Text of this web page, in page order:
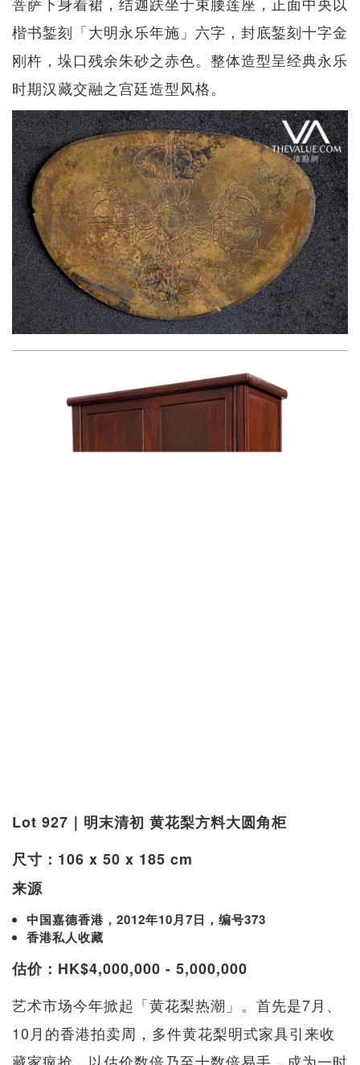
楷书錾刻「大明永乐年施」六字，封底錾刻十字金
刚杵，垛口残余朱砂之赤色。整体造型呈经典永乐
时期汉藏交融之宫廷造型风格。
Lot 927｜明末清初 黄花梨方料大圆角柜
尺寸：106 x 50 x 185 cm
来源
中国嘉德香港，2012年10月7日，编号373
香港私人收藏
估价：HK$4,000,000 - 5,000,000
艺术市场今年掀起「黄花梨热潮」。首先是7月、
10月的香港拍卖周，多件黄花梨明式家具引来收